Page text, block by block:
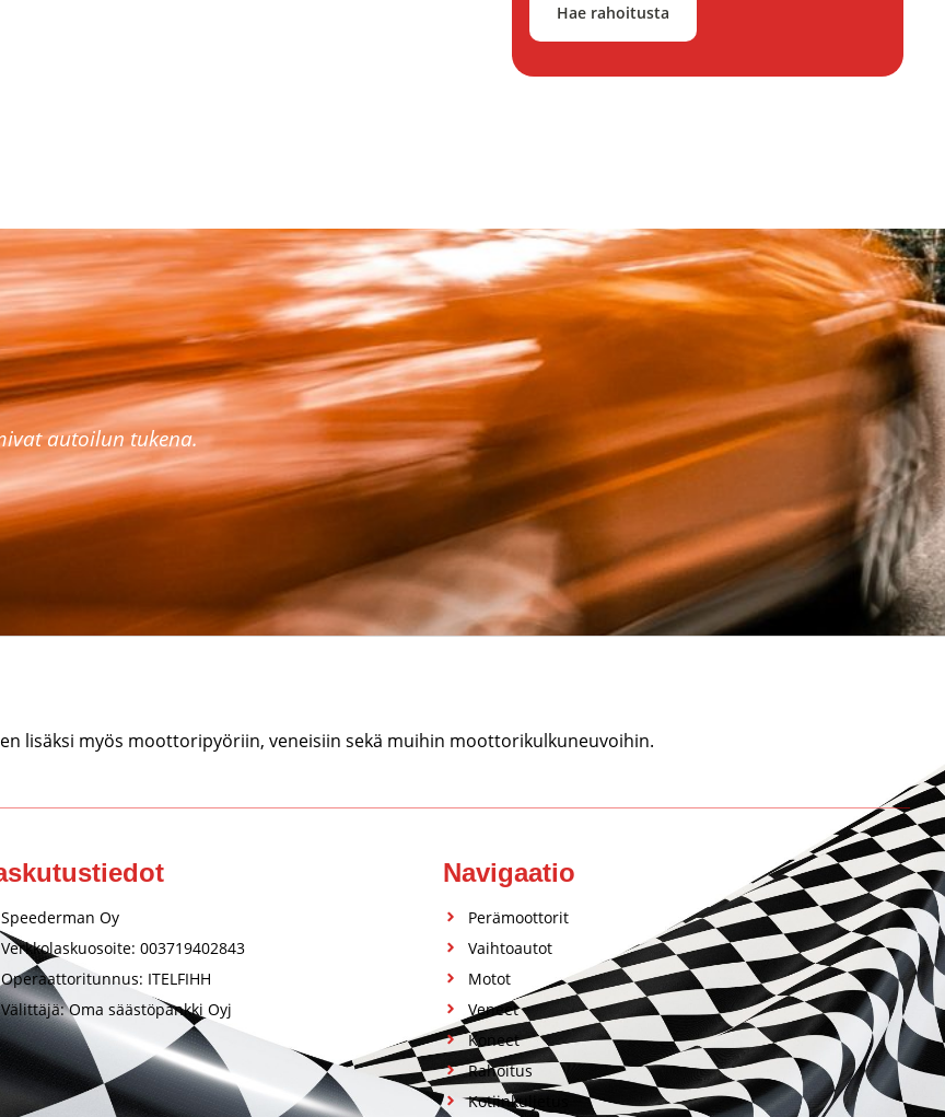
Hae rahoitusta
autoilun tukena.
lisäksi myös moottoripyöriin, veneisiin sekä muihin moottorikulkuneuvoihin.
Speederman Oy
Verkkolaskuosoite: 003719402843
Operaattoritunnus: ITELFIHH
Välittäjä: Oma säästöpankki Oyj
Navigaatio
Perämoottorit
Vaihtoautot
Motot
Veneet
Koneet
Rahoitus
Kotiinkuljetus